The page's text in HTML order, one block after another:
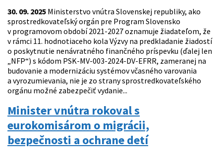
30. 09. 2025 Ministerstvo vnútra Slovenskej republiky, ako
sprostredkovateľský orgán pre Program Slovensko
v programovom období 2021-2027 oznamuje žiadateľom, že
v rámci 11. hodnotiaceho kola Výzvy na predkladanie žiadostí
o poskytnutie nenávratného finančného príspevku (ďalej len
„NFP“) s kódom PSK-MV-003-2024-DV-EFRR, zameranej na
budovanie a modernizáciu systémov včasného varovania
a vyrozumievania, nie je zo strany sprostredkovateľského
orgánu možné zabezpečiť vydanie...
Minister vnútra rokoval s
eurokomisárom o migrácii,
bezpečnosti a ochrane detí